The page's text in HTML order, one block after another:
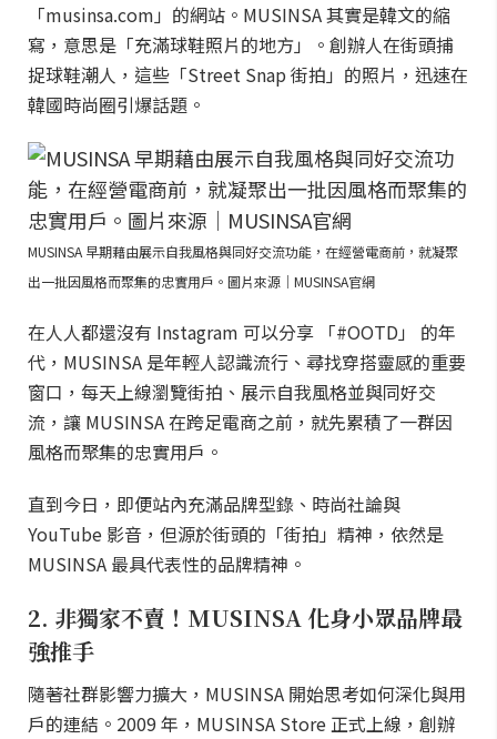
「musinsa.com」的網站。MUSINSA 其實是韓文的縮
寫，意思是「充滿球鞋照片的地方」。創辦人在街頭捕
捉球鞋潮人，這些「Street Snap 街拍」的照片，迅速在
韓國時尚圈引爆話題。
MUSINSA 早期藉由展示自我風格與同好交流功能，在經營電商前，就凝聚
出一批因風格而聚集的忠實用戶。圖片來源｜MUSINSA官網
在人人都還沒有 Instagram 可以分享 「#OOTD」 的年
代，MUSINSA 是年輕人認識流行、尋找穿搭靈感的重要
窗口，每天上線瀏覽街拍、展示自我風格並與同好交
流，讓 MUSINSA 在跨足電商之前，就先累積了一群因
風格而聚集的忠實用戶。
直到今日，即便站內充滿品牌型錄、時尚社論與
YouTube 影音，但源於街頭的「街拍」精神，依然是
MUSINSA 最具代表性的品牌精神。
2. 非獨家不賣！MUSINSA 化身小眾品牌最
強推手
隨著社群影響力擴大，MUSINSA 開始思考如何深化與用
戶的連結。2009 年，MUSINSA Store 正式上線，創辦